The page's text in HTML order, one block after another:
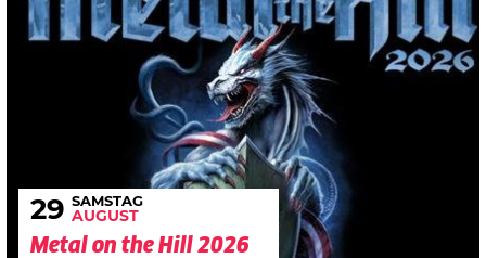
29 SAMSTAG
AUGUST
Metal on the Hill 2026